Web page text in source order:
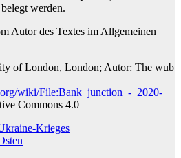
werden.
Autor des Textes im Allgemeinen
of London, London; Autor: The wub
wiki/File:Bank_junction_-_2020-
Commons 4.0
Krieges